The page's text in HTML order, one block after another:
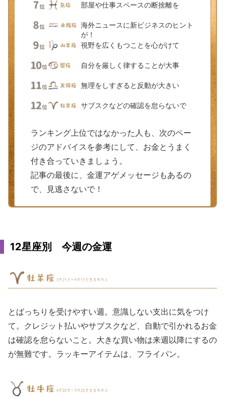
部屋や仕事スペースの断捨離を
海外ニュースに新ビジネスのヒント
が！
視野を広くもつことを心がけて
自分を厳しく律することが大事
無理をしすぎると反動が大きい
サブスクなどの確認を怠らないで
ランキング上位ではなかった人も、次のペー
ジのアドバイスを参考にして、お金とうまく
付き合っていきましょう。
記事の最後に、金運アゲメッセージもあるの
で、見逃さないで！
12星座別 今週の金運
とばっちりを受けやすい週。意識しない支出に気をつけ
て。クレジット払いやサブスクなど、自動で引かれるお金
は確認を怠らないこと。大きな買い物は来週以降にするの
が無難です。ラッキーアイテムは、フライパン。